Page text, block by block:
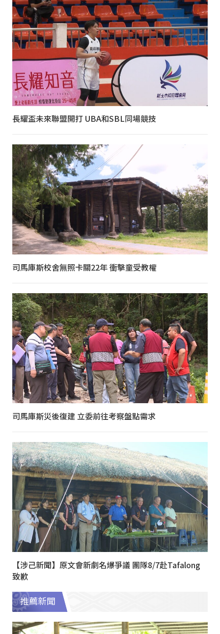
長耀盃未來聯盟開打 UBA和SBL同場競技
司馬庫斯校舍無照卡關22年 衝擊童受教權
司馬庫斯災後復建 立委前往考察盤點需求
【涉己新聞】原文會新劇名爆爭議 團隊8/7赴Tafalong
致歉
推薦新聞